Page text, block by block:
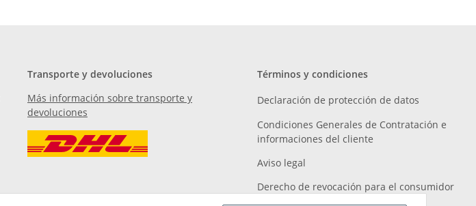
Transporte y devoluciones
Más información sobre transporte y
devoluciones
Términos y condiciones
Declaración de protección de datos
Condiciones Generales de Contratación e
informaciones del cliente
Aviso legal
Derecho de revocación para el consumidor